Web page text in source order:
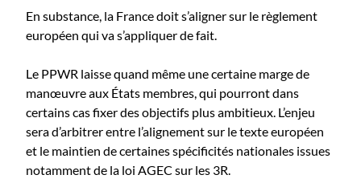
En substance, la France doit s’aligner sur le règlement
européen qui va s’appliquer de fait.
Le PPWR laisse quand même une certaine marge de
manœuvre aux États membres, qui pourront dans
certains cas fixer des objectifs plus ambitieux. L’enjeu
sera d’arbitrer entre l’alignement sur le texte européen
et le maintien de certaines spécificités nationales issues
notamment de la loi AGEC sur les 3R.